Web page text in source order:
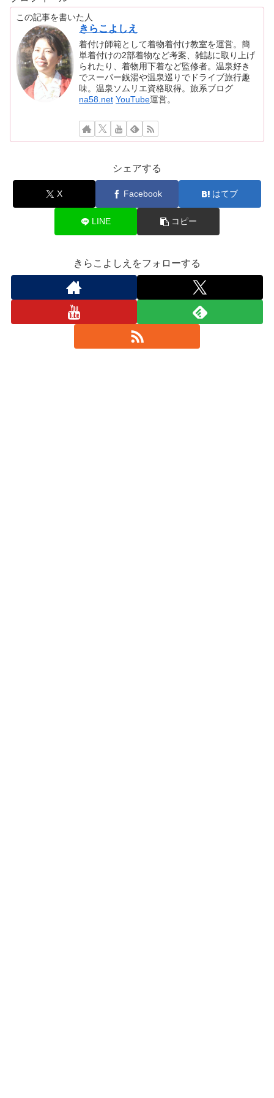
この記事を書いた人
きらこよしえ
着付け師範として着物着付け教室を運営。簡
単着付けの2部着物など考案、雑誌に取り上げ
られたり、着物用下着など監修者。温泉好き
でスーパー銭湯や温泉巡りでドライブ旅行趣
味。温泉ソムリエ資格取得。旅系ブログ
na58.net YouTube運営。
シェアする
X Facebook はてブ
LINE コピー
きらこよしえをフォローする